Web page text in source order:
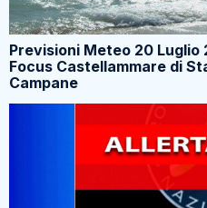
Previsioni Meteo 20 Luglio
Focus Castellammare di
Campane